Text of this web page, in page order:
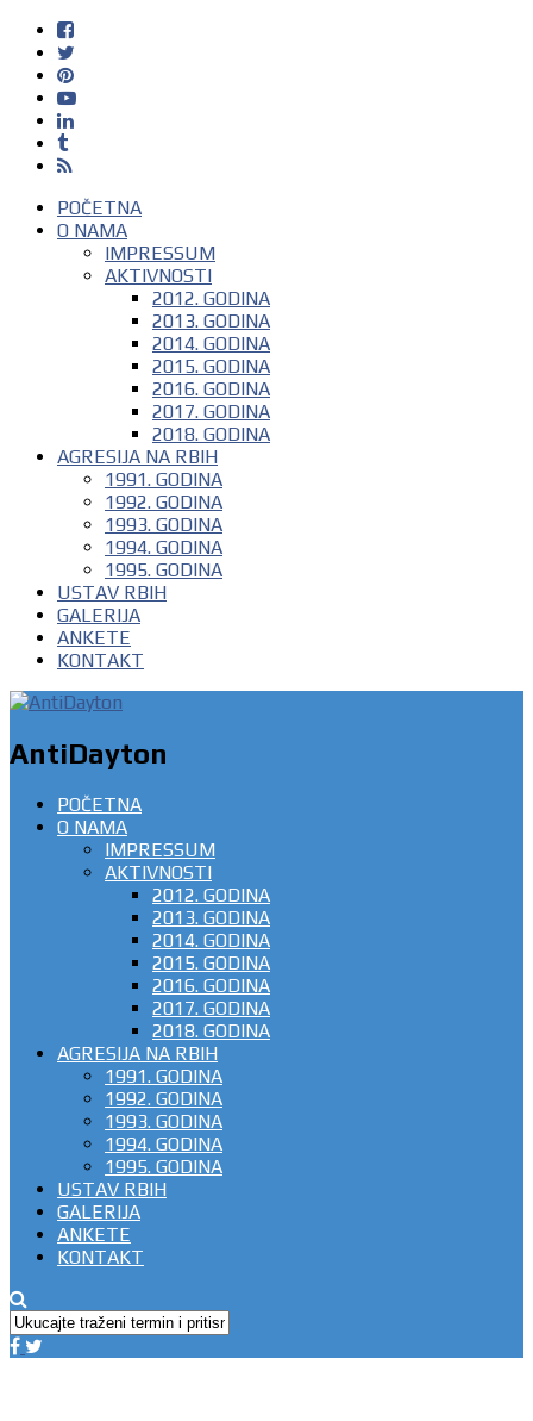
POČETNA
O NAMA
IMPRESSUM
AKTIVNOSTI
2012. GODINA
2013. GODINA
2014. GODINA
2015. GODINA
2016. GODINA
2017. GODINA
2018. GODINA
AGRESIJA NA RBIH
1991. GODINA
1992. GODINA
1993. GODINA
1994. GODINA
1995. GODINA
USTAV RBIH
GALERIJA
ANKETE
KONTAKT
AntiDayton
POČETNA
O NAMA
IMPRESSUM
AKTIVNOSTI
2012. GODINA
2013. GODINA
2014. GODINA
2015. GODINA
2016. GODINA
2017. GODINA
2018. GODINA
AGRESIJA NA RBIH
1991. GODINA
1992. GODINA
1993. GODINA
1994. GODINA
1995. GODINA
USTAV RBIH
GALERIJA
ANKETE
KONTAKT